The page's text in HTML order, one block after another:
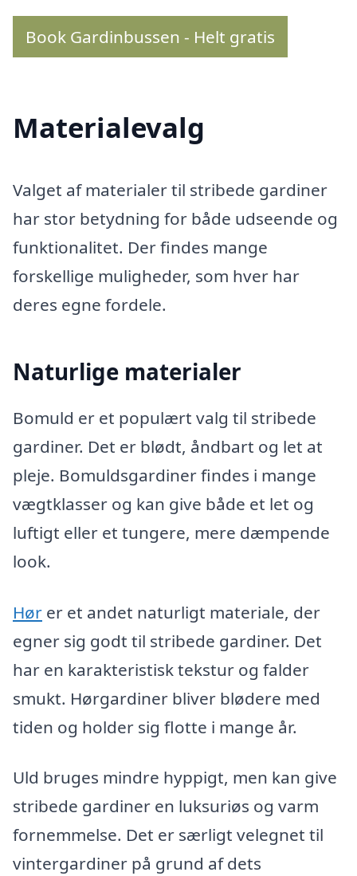
Book Gardinbussen - Helt gratis
Materialevalg
Valget af materialer til stribede gardiner
har stor betydning for både udseende og
funktionalitet. Der findes mange
forskellige muligheder, som hver har
deres egne fordele.
Naturlige materialer
Bomuld er et populært valg til stribede
gardiner. Det er blødt, åndbart og let at
pleje. Bomuldsgardiner findes i mange
vægtklasser og kan give både et let og
luftigt eller et tungere, mere dæmpende
look.
Hør er et andet naturligt materiale, der
egner sig godt til stribede gardiner. Det
har en karakteristisk tekstur og falder
smukt. Hørgardiner bliver blødere med
tiden og holder sig flotte i mange år.
Uld bruges mindre hyppigt, men kan give
stribede gardiner en luksuriøs og varm
fornemmelse. Det er særligt velegnet til
vintergardiner på grund af dets